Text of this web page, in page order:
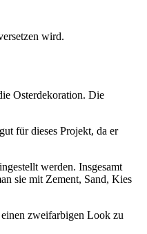
wird.
Osterdekoration. Die
für dieses Projekt, da er
werden. Insgesamt
sie mit Zement, Sand, Kies
zweifarbigen Look zu